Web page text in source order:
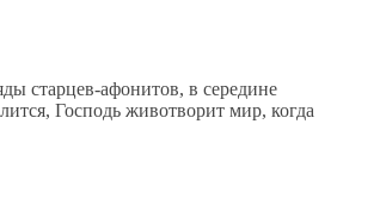
старцев-афонитов, в середине
Господь животворит мир, когда